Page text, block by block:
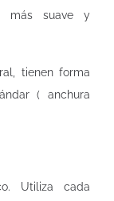
más suave y
tienen forma
( anchura
Utiliza cada